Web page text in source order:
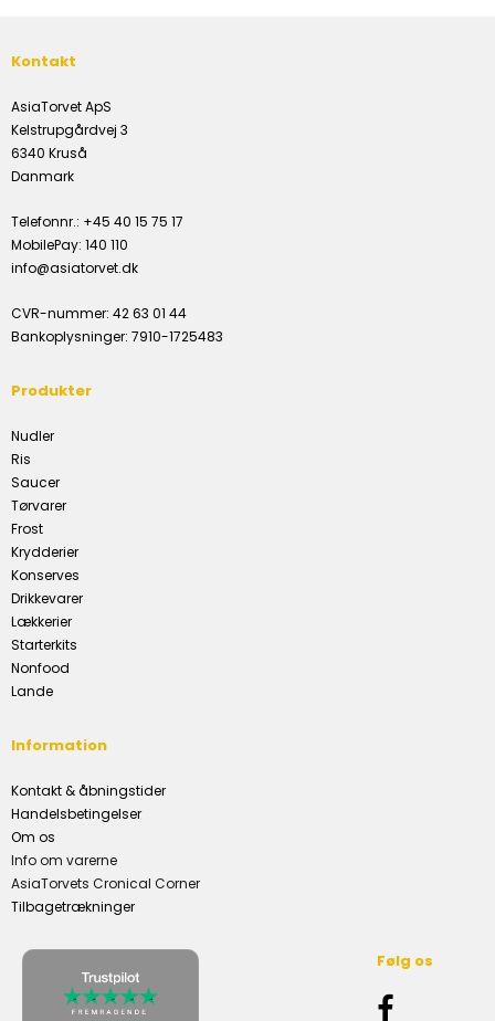
Kontakt
AsiaTorvet ApS
Kelstrupgårdvej 3
6340 Kruså
Danmark
Telefonnr.: +45 40 15 75 17
MobilePay: 140 110
info@asiatorvet.dk
CVR-nummer: 42 63 01 44
Bankoplysninger: 7910-1725483
Produkter
Nudler
Ris
Saucer
Tørvarer
Frost
Krydderier
Konserves
Drikkevarer
Lækkerier
Starterkits
Nonfood
Lande
Information
Kontakt & åbningstider
Handelsbetingelser
Om os
Info om varerne
AsiaTorvets Cronical Corner
Tilbagetrækninger
Følg os